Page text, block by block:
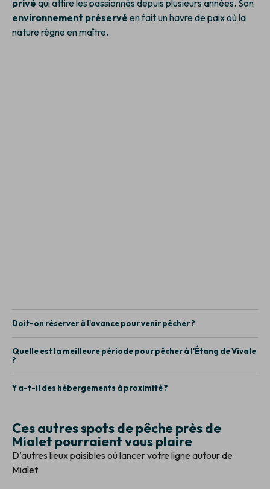
privé qui attire les passionnés depuis plusieurs années. Son
environnement préservé en fait un havre de paix où la
nature règne en maître.
Doit-on réserver à l'avance pour venir pêcher ?
Quelle est la meilleure période pour pêcher à l'Étang de Vivale
?
Y a-t-il des hébergements à proximité ?
Ces autres spots de pêche près de
Mialet pourraient vous plaire
D’autres lieux paisibles où lancer votre ligne autour de
Mialet